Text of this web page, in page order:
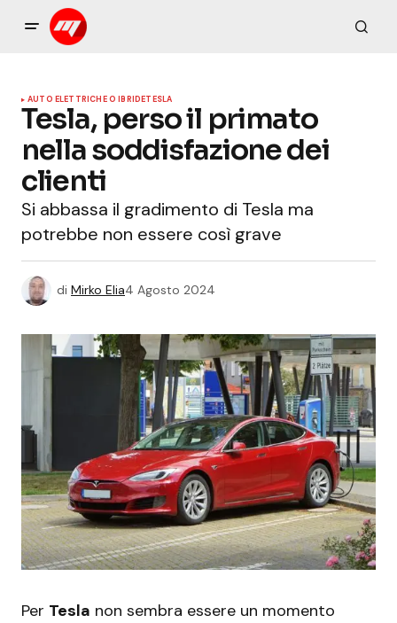
AUTO ELETTRICHE O IBRIDETESLA
Tesla, perso il primato
nella soddisfazione dei
clienti
Si abbassa il gradimento di Tesla ma
potrebbe non essere così grave
di Mirko Elia4 Agosto 2024
Per Tesla non sembra essere un momento